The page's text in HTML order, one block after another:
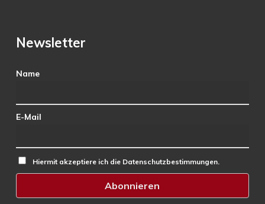
Newsletter
Name
E-Mail
Hiermit akzeptiere ich die Datenschutzbestimmungen.